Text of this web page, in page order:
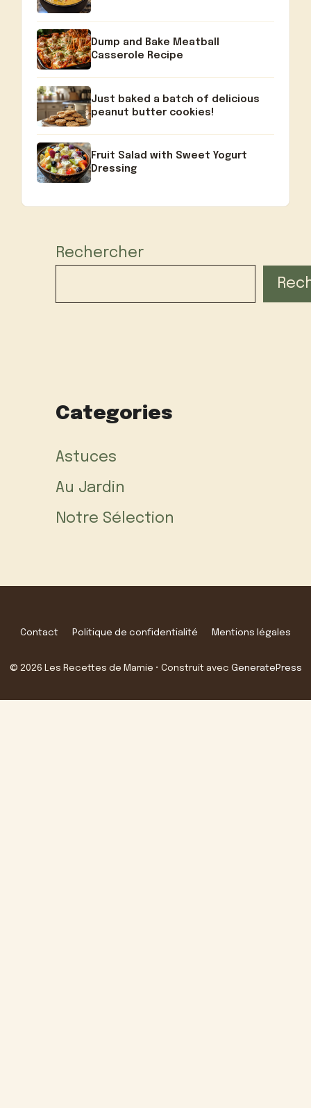
Dump and Bake Meatball
Casserole Recipe
Just baked a batch of delicious
peanut butter cookies!
Fruit Salad with Sweet Yogurt
Dressing
Rechercher
Categories
Astuces
Au Jardin
Notre Sélection
Contact Politique de confidentialité Mentions légales
© 2026 Les Recettes de Mamie • Construit avec GeneratePress